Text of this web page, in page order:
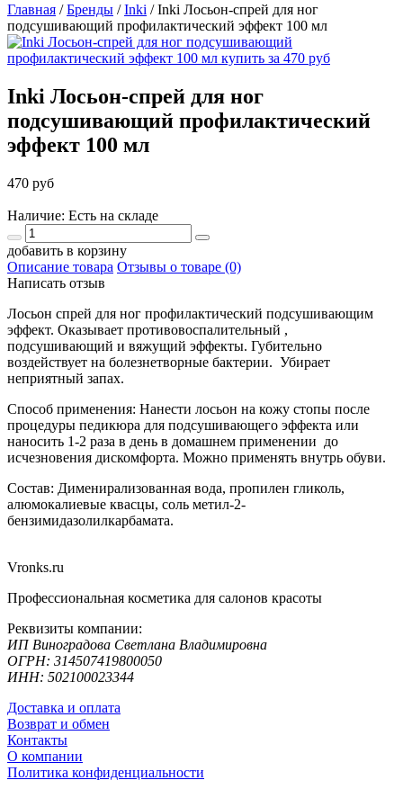
Главная /Бренды /Inki /Inki Лосьон-спрей для ног
подсушивающий профилактический эффект 100 мл
Inki Лосьон-спрей для ног
подсушивающий профилактический
эффект 100 мл
470 руб
Наличие: Есть на складе
добавить в корзину
Описание товара Отзывы о товаре (0)
Написать отзыв
Лосьон спрей для ног профилактический подсушивающим
эффект. Оказывает противовоспалительный ,
подсушивающий и вяжущий эффекты. Губительно
воздействует на болезнетворные бактерии. Убирает
неприятный запах.
Способ применения: Нанести лосьон на кожу стопы после
процедуры педикюра для подсушивающего эффекта или
наносить 1-2 раза в день в домашнем применении до
исчезновения дискомфорта. Можно применять внутрь обуви.
Состав: Дименирализованная вода, пропилен гликоль,
алюмокалиевые квасцы, соль метил-2-
бензимидазолилкарбамата.
Vronks.ru
Профессиональная косметика для салонов красоты
Реквизиты компании:
ИП Виноградова Светлана Владимировна
ОГРН: 314507419800050
ИНН: 502100023344
Доставка и оплата
Возврат и обмен
Контакты
О компании
Политика конфиденциальности